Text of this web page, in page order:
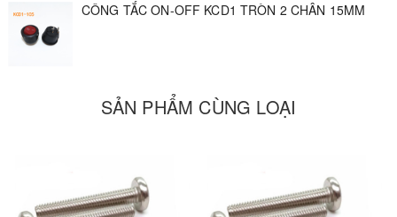
CÔNG TẮC ON-OFF KCD1 TRÒN 2 CHÂN 15MM
SẢN PHẨM CÙNG LOẠI